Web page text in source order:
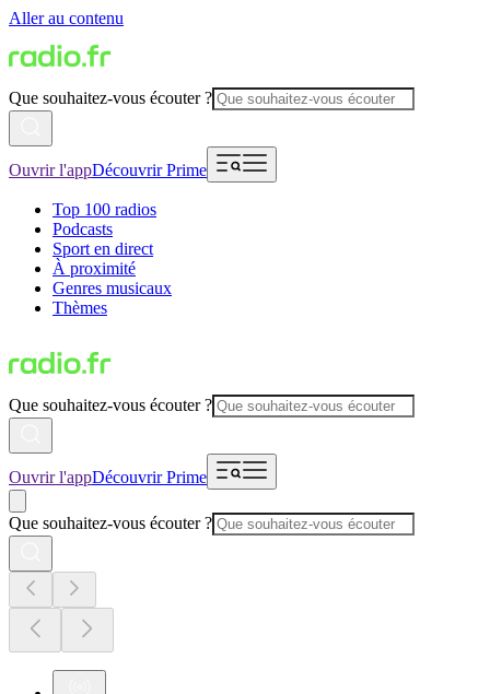
Aller au contenu
Que souhaitez-vous écouter ?
Ouvrir l'appDécouvrir Prime
Top 100 radios
Podcasts
Sport en direct
À proximité
Genres musicaux
Thèmes
Que souhaitez-vous écouter ?
Ouvrir l'appDécouvrir Prime
Que souhaitez-vous écouter ?